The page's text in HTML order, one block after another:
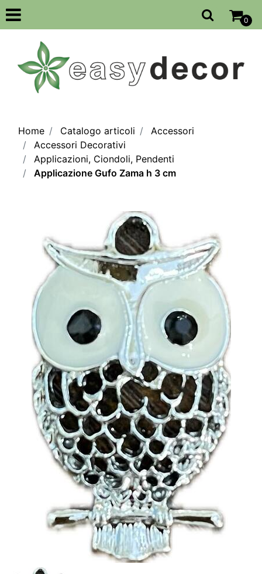
Open
0
Home Catalogo articoli
Accessori
Accessori Decorativi
Applicazioni, Ciondoli, Pendenti
Applicazione Gufo Zama h 3 cm